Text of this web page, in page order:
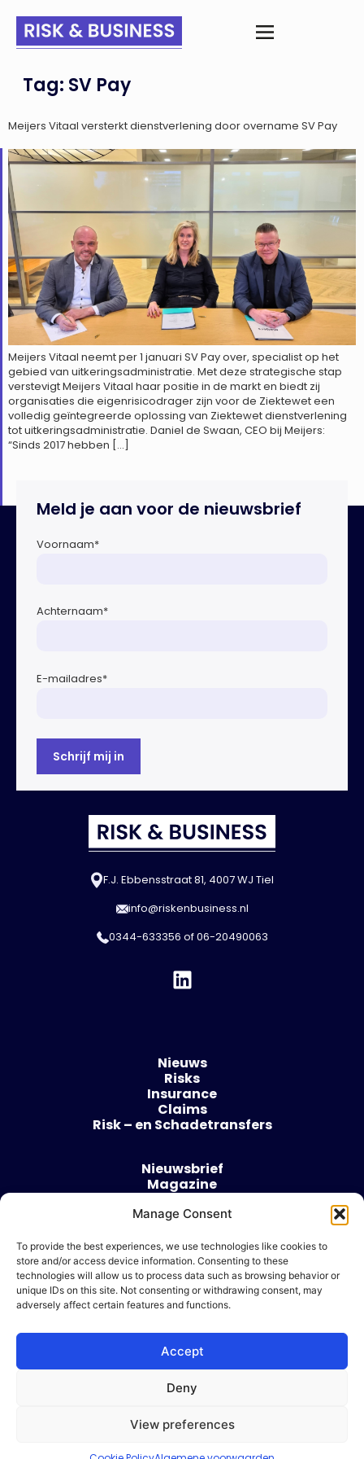
Manage Consent
To provide the best experiences, we use technologies like cookies to
store and/or access device information. Consenting to these
technologies will allow us to process data such as browsing behavior or
unique IDs on this site. Not consenting or withdrawing consent, may
adversely affect certain features and functions.
Accept
Deny
View preferences
Tag: SV Pay
Meijers Vitaal versterkt dienstverlening door overname SV Pay
Meijers Vitaal neemt per 1 januari SV Pay over, specialist op het
gebied van uitkeringsadministratie. Met deze strategische stap
verstevigt Meijers Vitaal haar positie in de markt en biedt zij
organisaties die eigenrisicodrager zijn voor de Ziektewet een
volledig geïntegreerde oplossing van Ziektewet dienstverlening
tot uitkeringsadministratie. Daniel de Swaan, CEO bij Meijers:
“Sinds 2017 hebben […]
Meld je aan voor de nieuwsbrief
Voornaam*
Achternaam*
E-mailadres*
F.J. Ebbensstraat 81, 4007 WJ Tiel
info@riskenbusiness.nl
0344-633356 of06-20490063
Nieuws
Risks
Insurance
Claims
Risk – en Schadetransfers
Nieuwsbrief
Magazine
Over
Algemene voorwaarden
Cookie beleid
Ik wil adverteren
© 2026 Risk & Business
| Design & Development door